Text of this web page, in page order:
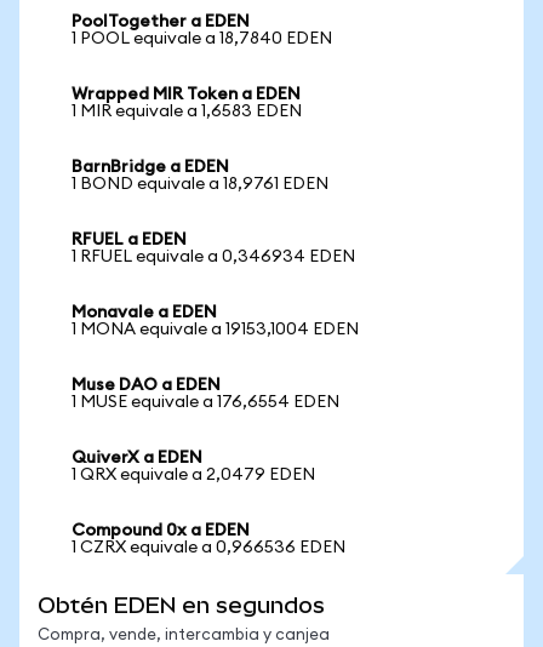
PoolTogether a EDEN
1 POOL equivale a 18,7840 EDEN
Wrapped MIR Token a EDEN
1 MIR equivale a 1,6583 EDEN
BarnBridge a EDEN
1 BOND equivale a 18,9761 EDEN
RFUEL a EDEN
1 RFUEL equivale a 0,346934 EDEN
Monavale a EDEN
1 MONA equivale a 19153,1004 EDEN
Muse DAO a EDEN
1 MUSE equivale a 176,6554 EDEN
QuiverX a EDEN
1 QRX equivale a 2,0479 EDEN
Compound 0x a EDEN
1 CZRX equivale a 0,966536 EDEN
Obtén EDEN en segundos
Compra, vende, intercambia y canjea